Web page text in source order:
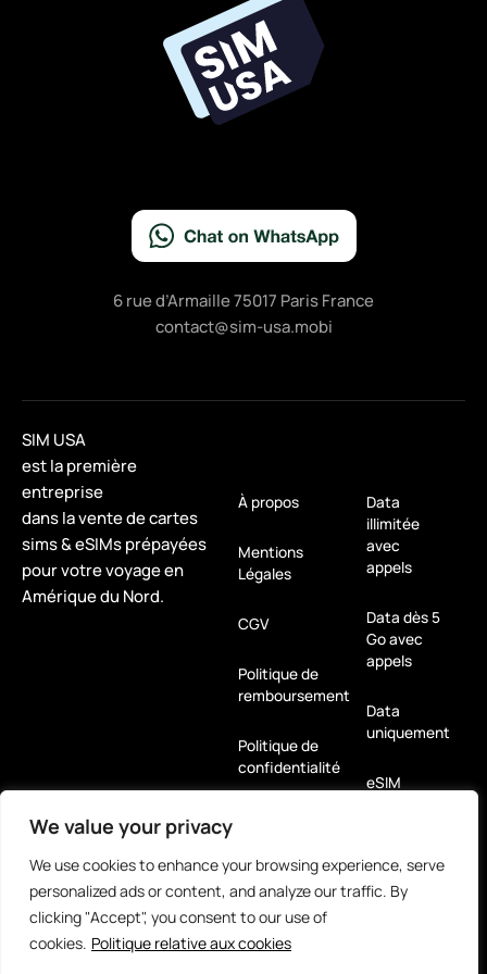
We value your privacy
We use cookies to enhance your browsing experience, serve
personalized ads or content, and analyze our traffic. By
clicking "Accept", you consent to our use of
cookies. Politique relative aux cookies
o
o
k
6 rue d’Armaille 75017 Paris France
contact@sim-usa.mobi
SIM USA
est la première
entreprise
dans la vente de cartes
sims & eSIMs prépayées
pour votre voyage en
Amérique du Nord.
À propos
Mentions
Légales
CGV
Politique de
remboursement
Politique de
confidentialité
Data
illimitée
avec
appels
Data dès 5
Go avec
appels
Data
uniquement
eSIM
Louez-moi